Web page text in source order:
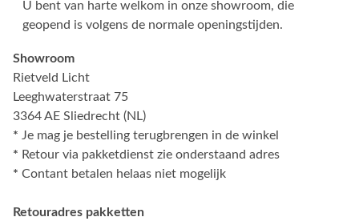
U bent van harte welkom in onze showroom, die
geopend is volgens de normale openingstijden.
Showroom
Rietveld Licht
Leeghwaterstraat 75
3364 AE Sliedrecht (NL)
* Je mag je bestelling terugbrengen in de winkel
* Retour via pakketdienst zie onderstaand adres
* Contant betalen helaas niet mogelijk
Retouradres pakketten